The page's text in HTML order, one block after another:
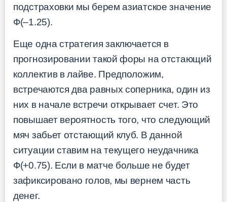
подстраховки мы берем азиатское значение
Ф(–1.25).
Еще одна стратегия заключается в
прогнозировании такой форы на отстающий
коллектив в лайве. Предположим,
встречаются два равных соперника, один из
них в начале встречи открывает счет. Это
повышает вероятность того, что следующий
мяч забьет отстающий клуб. В данной
ситуации ставим на текущего неудачника
Ф(+0.75). Если в матче больше не будет
зафиксировано голов, мы вернем часть
денег.